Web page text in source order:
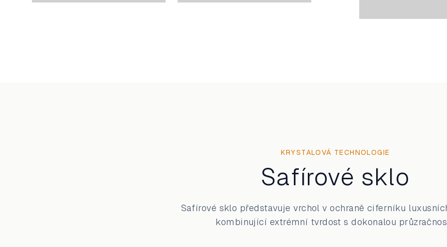
KRYSTALOVÁ TECHNOLOGIE
Safírové sklo
Safírové sklo představuje vrchol v ochraně ciferníku
kombinující extrémní tvrdost s dokonalou